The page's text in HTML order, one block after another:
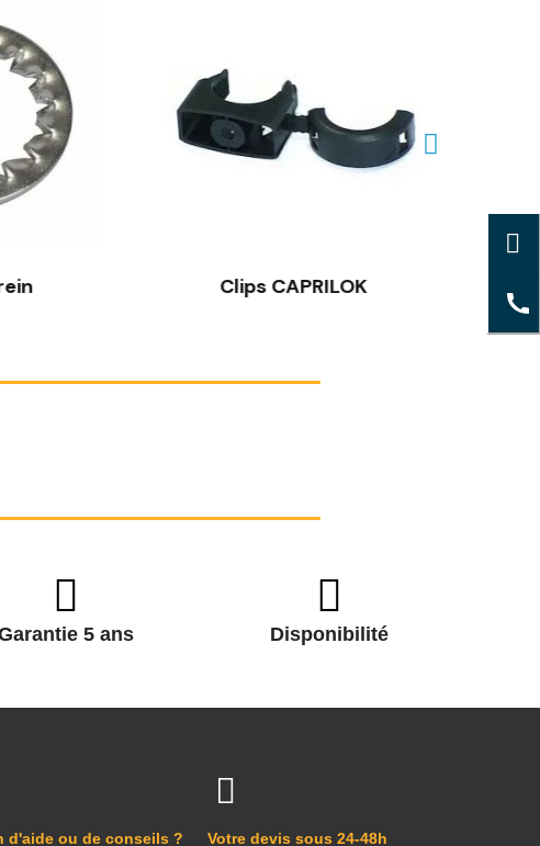
Clips CAPRILOK
5 ans Disponibilité
d'aide ou de conseils ? Votre devis sous 24-48h